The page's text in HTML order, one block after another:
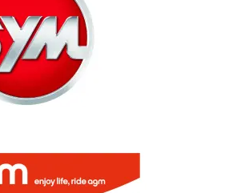
Inkoop-/verkoop verhuur